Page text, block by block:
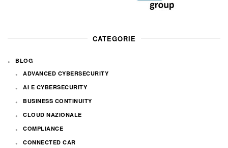
CATEGORIE
BLOG
ADVANCED CYBERSECURITY
AI E CYBERSECURITY
BUSINESS CONTINUITY
CLOUD NAZIONALE
COMPLIANCE
CONNECTED CAR